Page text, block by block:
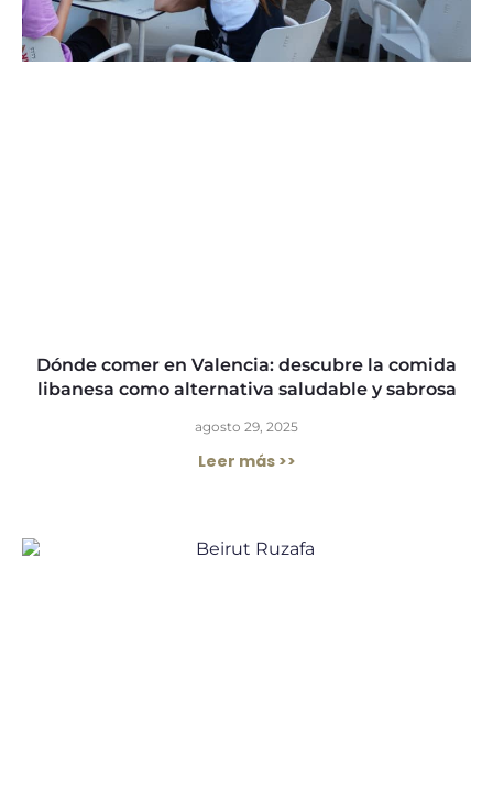
Dónde comer en Valencia: descubre la comida
libanesa como alternativa saludable y sabrosa
agosto 29, 2025
Leer más >>